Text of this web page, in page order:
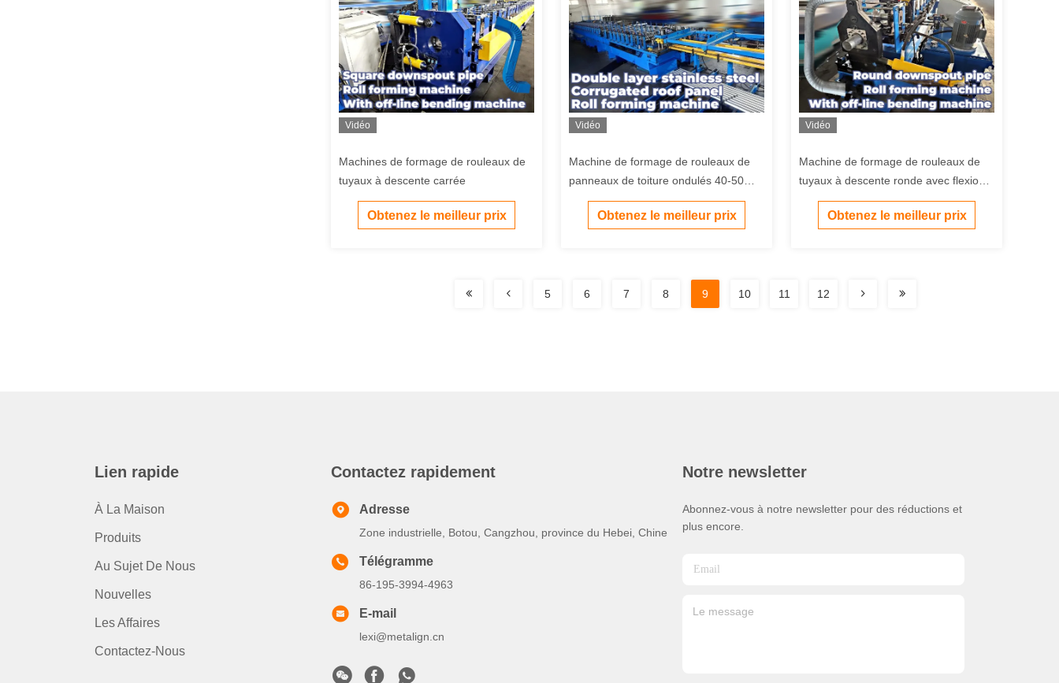
Vidéo
Machines de formage de rouleaux de
tuyaux à descente carrée
Obtenez le meilleur prix
Vidéo
Machine de formage de rouleaux de
panneaux de toiture ondulés 40-50
m/min en acier inoxydable double
coucheObtenez le meilleur prix
Vidéo
Machine de formage de rouleaux de
tuyaux à descente ronde avec flexion
hors ligne
Obtenez le meilleur prix
5 6 7 8 9 10 11 12
Lien rapide
À La Maison
Produits
Au Sujet De Nous
Nouvelles
Les Affaires
Contactez-Nous
Contactez rapidement
Adresse
Zone industrielle, Botou, Cangzhou, province du Hebei, Chine
Télégramme
86-195-3994-4963
E-mail
lexi@metalign.cn
Notre newsletter
Abonnez-vous à notre newsletter pour des réductions et
plus encore.